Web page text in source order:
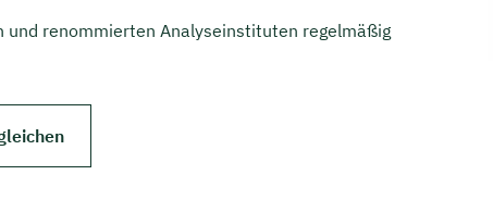
und renommierten Analyseinstituten regelmäßig